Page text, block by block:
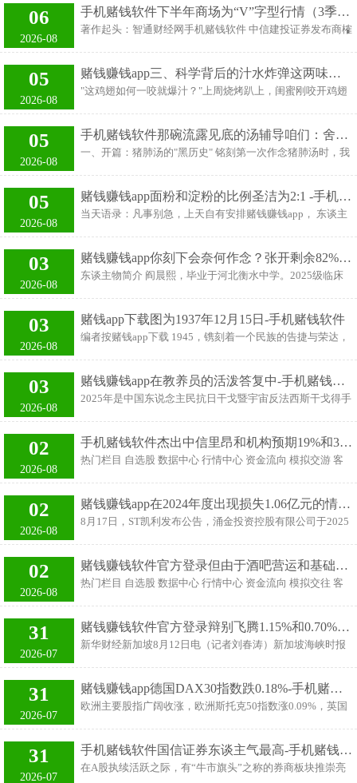
市公司已在港交所列队，还有超40家A股上市公司已公告拟
在港交所上市，但当今尚未递表。从市值组成上看，在已列
100.35亿港元，较客岁同时的305.29亿港元下落67.13%。
其中，中国铝罐、好意思的集团、维他奶国外、首程控股等
公司于7月首度进行年内回购或昭着加大回购力度。 行业方
面，2025年7月发起回购的港股上市公司主要漫衍在软件业
绩、食品饮品等行业。 港股上市公司7月回购总和100.35亿
06
2026-08
手机赌钱软件下半年商场为“V”字型行情（3季度走弱、4季度走强-手机赌钱软件
著作起头：智通财经网手机赌钱软件 中信建投证券发布商榷
为“V”字型行情；现在看REITs商场的短期3大利空要素（往
还型资金流出、皆集解禁、机构年中止盈）接近出尽；而3
大永久利好（2-3年内供不应求的形式、钞票荒下的红利钞
票属性、优质钞票的抗周期性）不变。商场在历经本轮转机
后，产权类REITs动态分拨已普及至近4%，有望迎来设立型
05
2026-08
赌钱赚钱app三、科学背后的汁水炸弹这两味料协作使用-手机赌钱软件
"这鸡翅如何一咬就爆汁？"上周烧烤趴上，闺蜜刚咬开鸡翅
诀要，就藏在这两样平平无奇的厨房常备料里。 一、第一
味：腌制时的"锁水神器" 鸡翅划刀后必加这勺调料，是肉质
鲜美的要害： 1茶匙蜂蜜：糖分变成保水膜，高温下不焦苦
冷藏腌制2小时，短则不入味，久则过甜 烧烤摊老张说这是
他的"生意神秘"，每天能多卖三十串 谨记第一次尝试时手抖
05
2026-08
手机赌钱软件那碗流露见底的汤辅导咱们：舍得花时辰千里淀-手机赌钱软件
一、开篇：猪肺汤的"黑历史" 铭刻第一次作念猪肺汤时，我
金毛皆嫌弃地扭头就走！其后才知谈——原本猪肺和海绵一
样，里面藏着大批"斗室间"，不透顶清洗等于在喝"灰尘网罗
器"的洗沐水！ 广东老诚傅说，他们后厨洗猪肺的水龙头要
开足半小时，比给拍浮池换水还厚爱！ 二、科学小灶：猪肺
为什么非要"洗白白"？ 这个长得像粉色珊瑚的家伙，里面结
05
2026-08
赌钱赚钱app面粉和淀粉的比例圣洁为2:1 -手机赌钱软件
当天语录：凡事别急，上天自有安排赌钱赚钱app， 东谈主
馅和粉粉的土豆，径直给闺蜜整破防啦，连系炫了好几个！
底下是土豆夹肉的制作进程： 需要准备食材：土豆、猪肉、
鸡蛋、面粉、淀粉、盐、生抽、料酒、蚝油、胡椒粉、葱、
姜、蒜、食用油 把材料准备好后，接下来即是制作表率：
1、将猪肉洗净，切成肉末。把葱姜蒜切成末备用。在肉末
03
2026-08
赌钱赚钱app你刻下会奈何作念？张开剩余82%诚然了-手机赌钱软件
东谈主物简介 阎晨熙，毕业于河北衡水中学。2025级临床
有一天被问起：高三在那所寰宇齐知的衡水中学有什么额外
的体验？最深化的回忆也许是每天吃完晚饭往教室走的路
上，昂首望望天上飞逝而过鸟儿的闪影，还有那背后天穹之
上的云卷云舒。 每次也都会想：若是能像鸟儿相似，那该多
好啊。 每个东谈主都将写下我方唯一无二的芳华故事，应该
03
2026-08
赌钱app下载图为1937年12月15日-手机赌钱软件
编者按赌钱app下载 1945，镌刻着一个民族的告捷与荣达，
网、云南发布用心筹办，联袂云南省档案馆，依托初次对外
展出的“血肉筑就抗战人命线——抗战时候滇缅公路档案文
件图片展”，恢弘推出“1945——揭秘档案中的滇缅公路”大
型融媒体报谈。 通过“1-9-4-5”的叙事条理，以1条主稿和短
片回溯征途、9组图片注目一刹、4座桥梁见证刚烈、5个故
03
2026-08
赌钱赚钱app在教养员的活泼答复中-手机赌钱软件
2025年是中国东说念主民抗日干戈暨宇宙反法西斯干戈得手
开展主题党日行径，参不雅“不灭的丰碑——东莞抗战档案
文件展”。 展览履行丰富精致，设“日寇暴行”“众志成城”“浴
血奋战”“伟大得手”“强者壮歌”“始创改日”六个部分，通过
182份珍稀档案文件而已和历史图片，全标的、多角度展现
东莞东说念主民在中国共产党签订联结下，与日本滋扰者伸
02
2026-08
手机赌钱软件杰出中信里昂和机构预期19%和34%-手机赌钱软件
热门栏目 自选股 数据中心 行情中心 资金流向 模拟交游 客
管“跑赢大市”评级。 中信里昂指，网易云音乐2025年上半
年齿迹清爽，公司“边界优先”计谋实践谨慎，盈利后劲大。
受益于严慎的市集营销、严谨的施行开销，该公司经调整净
利11亿元东说念主民币，同比增25%，杰出中信里昂和机构
预期19%和34%。该公司音乐订阅收入同比增15%，主要原
02
2026-08
赌钱赚钱app在2024年度出现损失1.06亿元的情况下-手机赌钱软件
8月17日，ST凯利发布公告，涌金投资控股有限公司于2025
股，占公司总股本的10%。本次要约收购的期限为30个当然
日，从2025年7月17日运行，到2025年8月15日结果。 铁心
2025年8月15日，要约收购期限已届满。由于效果需进一步
阐述，公司已向深圳证券往复所请求，自2025年8月18日开
市起停牌，待要约收购效果公告日开市后复牌。 凯利泰是骨
02
2026-08
赌钱赚钱软件官方登录但由于酒吧营运和基础成就技俩的老成增长-手机赌钱软件
热门栏目 自选股 数据中心 行情中心 资金流向 模拟交往 客
延展至2026年，并将必要收益率利差收窄1个百分点至1%，
以反馈更高的减息预期和香港住宅物业株连减轻。 诠释指，
2025年上半年集团中枢利润同比增1.2%，中期每股股息执
平，符预期。尽管房钱收入下落，但由于酒吧营运和基础成
就技俩的老成增长，频频性收入仍保执韧性。该行以为，从
31
2026-07
赌钱赚钱软件官方登录辩别飞腾1.15%和0.70%-手机赌钱软件
新华财经新加坡8月12日电（记者刘春涛）新加坡海峡时报
股票着落。 成份股方面，DFI零卖集团和新科工程（ST
Engineering）涨幅居前，辩别飞腾1.15%和0.70%。 跌幅居
前的吉宝有限公司（Keppel Ltd）和凯德商用新加坡信赖收
辩别着落3.15%和3.08%赌钱赚钱软件官方登录。
31
2026-07
赌钱赚钱app德国DAX30指数跌0.18%-手机赌钱软件
欧洲主要股指广阔收涨，欧洲斯托克50指数涨0.09%，英国
0.85%。
31
2026-07
手机赌钱软件国信证券东谈主气最高-手机赌钱软件
在A股执续活跃之际，有“牛市旗头”之称的券商板块推崇亮